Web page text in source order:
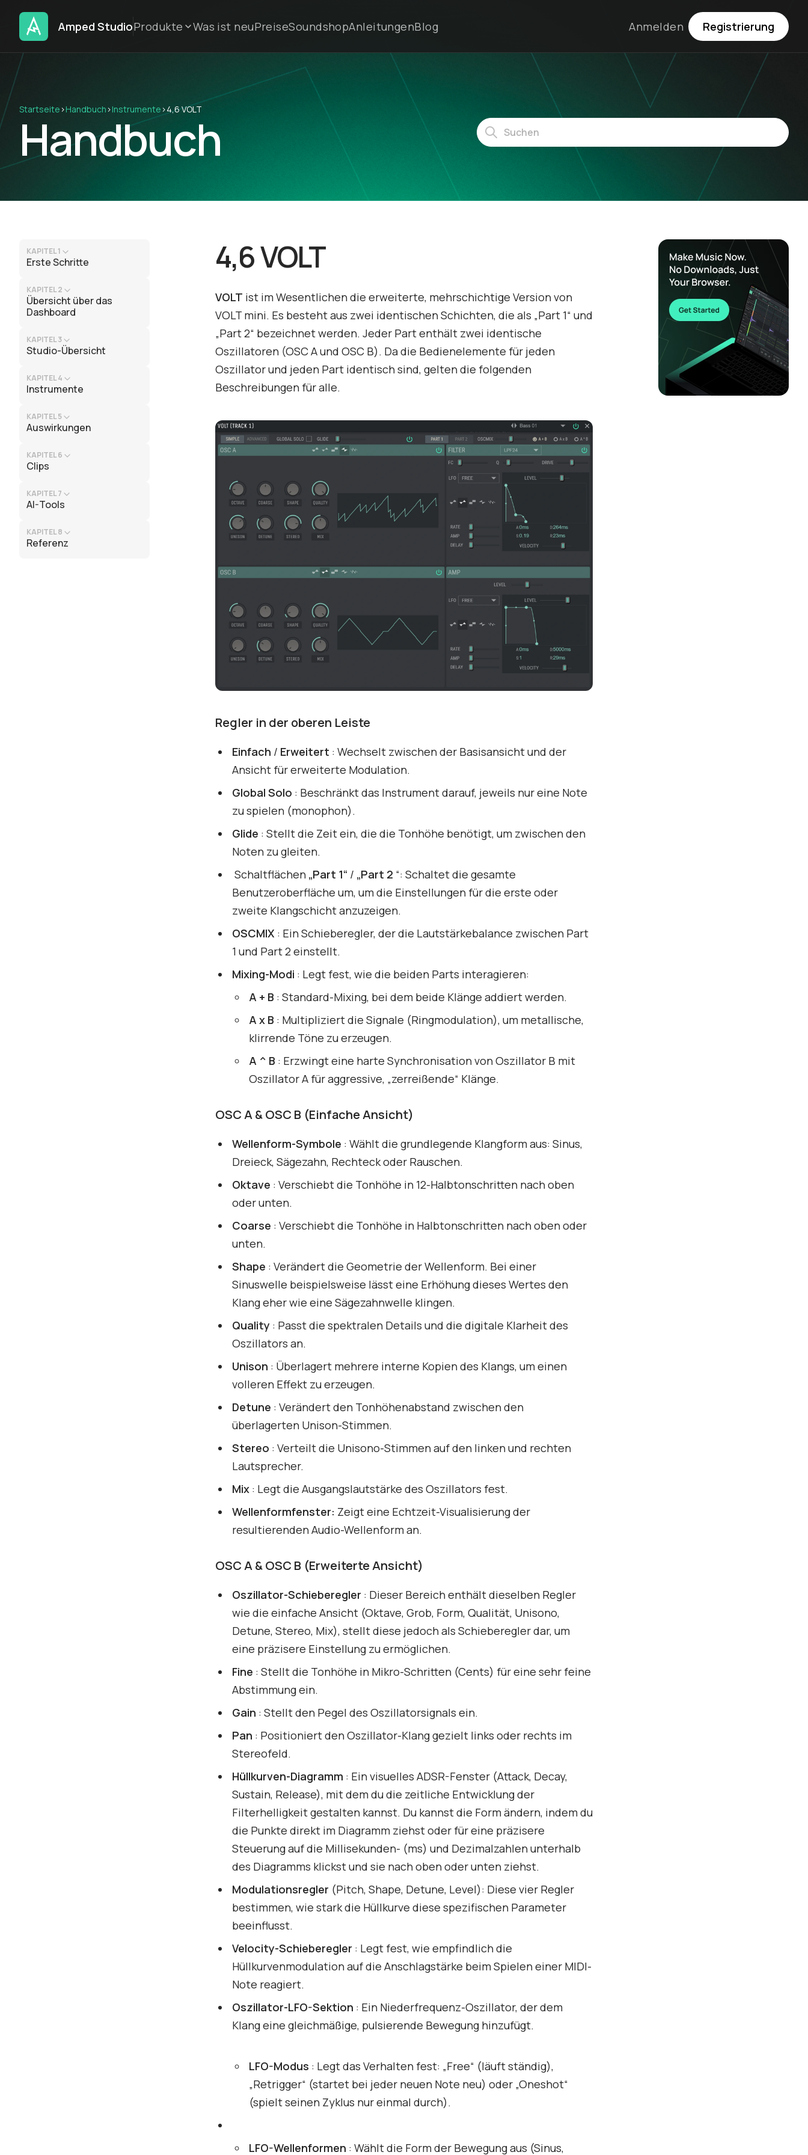
Amped StudioProdukte Was ist neuPreiseSoundshopAnleitungenBlog Anmelden Registrierung
Startseite ›Handbuch ›Instrumente›4,6 VOLT
Handbuch
KAPITEL 1
Erste Schritte
KAPITEL 2
Übersicht über das
Dashboard
KAPITEL 3
Studio-Übersicht
KAPITEL 4
Instrumente
KAPITEL 5
Auswirkungen
KAPITEL 6
Clips
KAPITEL 7
AI-Tools
KAPITEL 8
Referenz
4,6 VOLT
VOLT ist im Wesentlichen die erweiterte, mehrschichtige Version von
VOLT mini. Es besteht aus zwei identischen Schichten, die als „Part 1“ und
„Part 2“ bezeichnet werden. Jeder Part enthält zwei identische
Oszillatoren (OSC A und OSC B). Da die Bedienelemente für jeden
Oszillator und jeden Part identisch sind, gelten die folgenden
Beschreibungen für alle.
Regler in der oberen Leiste
Einfach / Erweitert : Wechselt zwischen der Basisansicht und der
Ansicht für erweiterte Modulation.
Global Solo : Beschränkt das Instrument darauf, jeweils nur eine Note
zu spielen (monophon).
Glide : Stellt die Zeit ein, die die Tonhöhe benötigt, um zwischen den
Noten zu gleiten.
Schaltflächen „Part 1“ / „Part 2 “: Schaltet die gesamte
Benutzeroberfläche um, um die Einstellungen für die erste oder
zweite Klangschicht anzuzeigen.
OSCMIX : Ein Schieberegler, der die Lautstärkebalance zwischen Part
1 und Part 2 einstellt.
Mixing-Modi : Legt fest, wie die beiden Parts interagieren:
A + B : Standard-Mixing, bei dem beide Klänge addiert werden.
A x B : Multipliziert die Signale (Ringmodulation), um metallische,
klirrende Töne zu erzeugen.
A ^ B : Erzwingt eine harte Synchronisation von Oszillator B mit
Oszillator A für aggressive, „zerreißende“ Klänge.
OSC A & OSC B (Einfache Ansicht)
Wellenform-Symbole : Wählt die grundlegende Klangform aus: Sinus,
Dreieck, Sägezahn, Rechteck oder Rauschen.
Oktave : Verschiebt die Tonhöhe in 12-Halbtonschritten nach oben
oder unten.
Coarse : Verschiebt die Tonhöhe in Halbtonschritten nach oben oder
unten.
Shape : Verändert die Geometrie der Wellenform. Bei einer
Sinuswelle beispielsweise lässt eine Erhöhung dieses Wertes den
Klang eher wie eine Sägezahnwelle klingen.
Quality : Passt die spektralen Details und die digitale Klarheit des
Oszillators an.
Unison : Überlagert mehrere interne Kopien des Klangs, um einen
volleren Effekt zu erzeugen.
Detune : Verändert den Tonhöhenabstand zwischen den
überlagerten Unison-Stimmen.
Stereo : Verteilt die Unisono-Stimmen auf den linken und rechten
Lautsprecher.
Mix : Legt die Ausgangslautstärke des Oszillators fest.
Wellenformfenster: Zeigt eine Echtzeit-Visualisierung der
resultierenden Audio-Wellenform an.
OSC A & OSC B (Erweiterte Ansicht)
Oszillator-Schieberegler : Dieser Bereich enthält dieselben Regler
wie die einfache Ansicht (Oktave, Grob, Form, Qualität, Unisono,
Detune, Stereo, Mix), stellt diese jedoch als Schieberegler dar, um
eine präzisere Einstellung zu ermöglichen.
Fine : Stellt die Tonhöhe in Mikro-Schritten (Cents) für eine sehr feine
Abstimmung ein.
Gain : Stellt den Pegel des Oszillatorsignals ein.
Pan : Positioniert den Oszillator-Klang gezielt links oder rechts im
Stereofeld.
Hüllkurven-Diagramm : Ein visuelles ADSR-Fenster (Attack, Decay,
Sustain, Release), mit dem du die zeitliche Entwicklung der
Filterhelligkeit gestalten kannst. Du kannst die Form ändern, indem du
die Punkte direkt im Diagramm ziehst oder für eine präzisere
Steuerung auf die Millisekunden- (ms) und Dezimalzahlen unterhalb
des Diagramms klickst und sie nach oben oder unten ziehst.
Modulationsregler (Pitch, Shape, Detune, Level): Diese vier Regler
bestimmen, wie stark die Hüllkurve diese spezifischen Parameter
beeinflusst.
Velocity-Schieberegler : Legt fest, wie empfindlich die
Hüllkurvenmodulation auf die Anschlagstärke beim Spielen einer MIDI-
Note reagiert.
Oszillator-LFO-Sektion : Ein Niederfrequenz-Oszillator, der dem
Klang eine gleichmäßige, pulsierende Bewegung hinzufügt.
LFO-Modus : Legt das Verhalten fest: „Free“ (läuft ständig),
„Retrigger“ (startet bei jeder neuen Note neu) oder „Oneshot“
(spielt seinen Zyklus nur einmal durch).
LFO-Wellenformen : Wählt die Form der Bewegung aus (Sinus,